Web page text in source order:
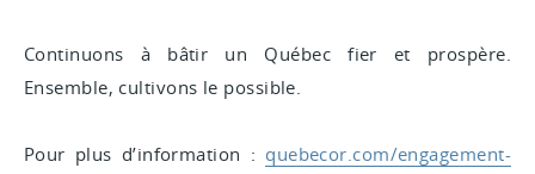
Continuons à bâtir un Québec fier et prospère.
Ensemble, cultivons le possible.
Pour plus d’information : quebecor.com/engagement-